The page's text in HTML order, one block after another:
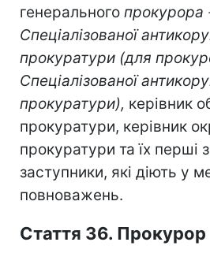
генерального прокурора
Спеціалізованої
прокуратури (для
Спеціалізованої
прокуратури), керівник
прокуратури, керівник
прокуратури та їх перші
заступники, які діють у
повноважень.
Стаття 36. Прокурор